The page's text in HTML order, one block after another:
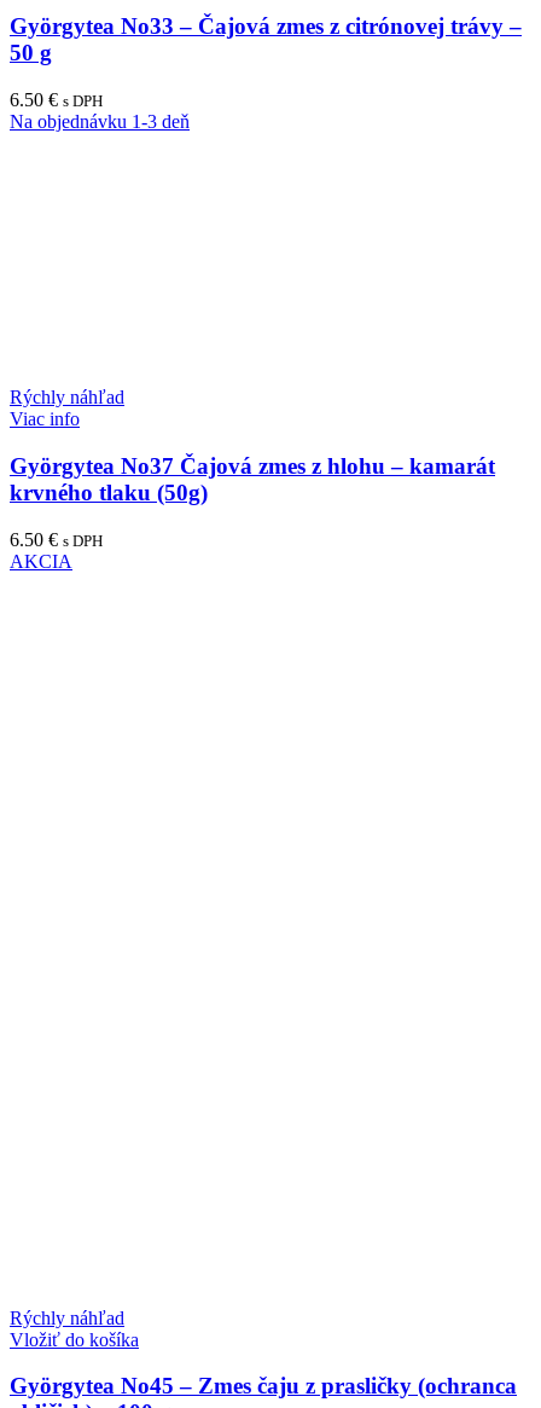
Györgytea No33 – Čajová zmes z citrónovej trávy –
50 g
6.50 € s DPH
Na objednávku 1-3 deň
Rýchly náhľad
Viac info
Györgytea No37 Čajová zmes z hlohu – kamarát
krvného tlaku (50g)
6.50 € s DPH
AKCIA
Rýchly náhľad
Vložiť do košíka
Györgytea No45 – Zmes čaju z prasličky (ochranca